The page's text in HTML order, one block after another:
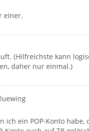
einer.
(Hilfreichste kann
daher nur einmal.)
ich ein POP-Konto habe,